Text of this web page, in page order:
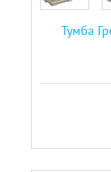
Тумба